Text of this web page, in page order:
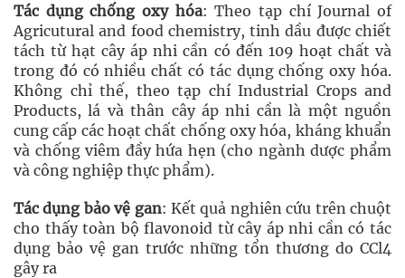
Tác dụng chống oxy hóa: Theo tạp chí Journal of
Agricutural and food chemistry, tinh dầu được chiết
tách từ hạt cây áp nhi cần có đến 109 hoạt chất và
trong đó có nhiều chất có tác dụng chống oxy hóa.
Không chỉ thế, theo tạp chí Industrial Crops and
Products, lá và thân cây áp nhi cần là một nguồn
cung cấp các hoạt chất chống oxy hóa, kháng khuẩn
và chống viêm đầy hứa hẹn (cho ngành dược phẩm
và công nghiệp thực phẩm).
Tác dụng bảo vệ gan: Kết quả nghiên cứu trên chuột
cho thấy toàn bộ flavonoid từ cây áp nhi cần có tác
dụng bảo vệ gan trước những tổn thương do CCl4
gây ra